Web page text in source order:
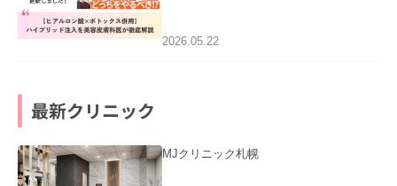
た。
2026.05.22
最新クリニック
MJクリニック札幌